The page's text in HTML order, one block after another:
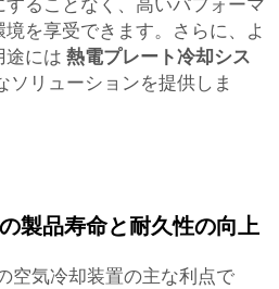
ることなく、高いパフォーマ
を享受できます。さらに、よ
途には 熱電プレート冷却シス
ソリューションを提供しま
製品寿命と耐久性の向上
空気冷却装置の主な利点で